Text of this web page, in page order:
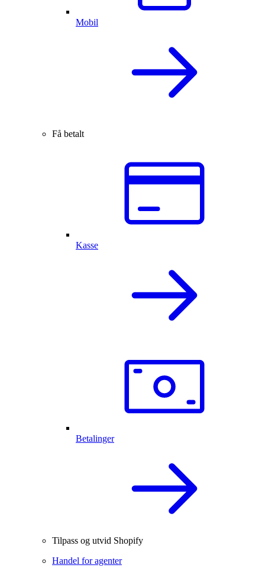
Mobil
Få betalt
Kasse
Betalinger
Tilpass og utvid Shopify
Handel for agenter